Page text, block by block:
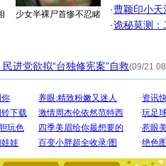
少女半裸尸首惨不忍睹
·曹颖印小天
·诡秘莫测：
进党欲拟“台独修宪案”自救(09/21
[圣诞节]
你太多，